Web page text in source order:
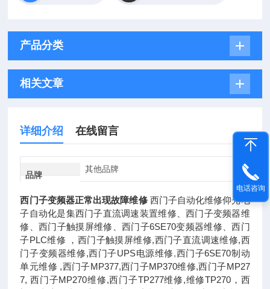
产品分类
相关文章
详细介绍 在线留言
品牌
其他品牌
西门子变频器正常出现故障维修西门子自动化维修仰光电
子自动化是集西门子直流调速装置维修、西门子变频器维
修、西门子触摸屏维修、西门子6SE70变频器维修、西门
子PLC维修 ，西门子触摸屏维修,西门子直流调速维修,西
门子变频器维修,西门子UPS电源维修,西门子6SE70制动
单元维修 ,西门子MP377,西门子MP370维修,西门子MP27
7, 西门子MP270维修,西门子TP277维修,维修TP270，西
电话咨询